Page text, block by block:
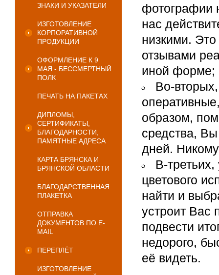
ЗНАКИ И УКАЗАТЕЛИ
ИЗГОТОВЛЕНИЕ
КОРПОРАТИВНОЙ
ПРОДУКЦИИ
ОФОРМЛЕНИЕ К 9
МАЯ - БЕССМЕРТНЫЙ
ПОЛК
ПЕЧАТЬ НА ПАКЕТАХ
ДИПЛОМЫ,
СЕРТИФИКАТЫ,
БЛАГОДАРНОСТИ,
ПАМЯТНЫЕ АДРЕСА
КАРТА БРЯНСКА И
БРЯНСКОЙ ОБЛАСТИ
БЛАГОДАРСТВЕННАЯ
ПЛАКЕТКА
ОТПРАВКА
ДОКУМЕНТОВ ПО E-
MAIL
ПЕРЕПЛЁТ
ИЗГОТОВЛЕНИЕ
фотографии
нас
низкими.
отзывами
иной форме;
Во-вторых,
образом,
средства,
дней.
В-
цветового
найти и
устроит Вас
подвести
недорого,
её видеть.